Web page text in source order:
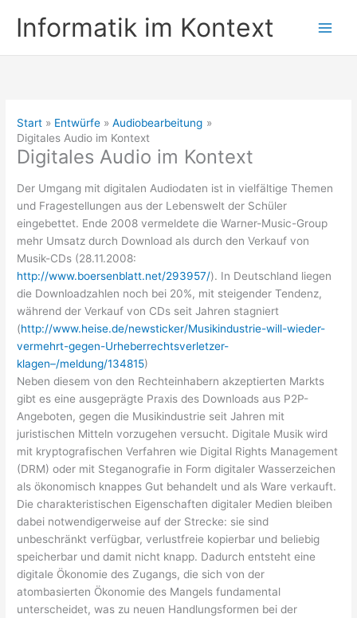
InhaltInformatik im Kontext
Start Entwürfe
Audiobearbeitung
Digitales Audio im Kontext
Digitales Audio im Kontext
Der Umgang mit digitalen Audiodaten ist in vielfältige Themen
und Fragestellungen aus der Lebenswelt der Schüler
eingebettet. Ende 2008 vermeldete die Warner-Music-Group
mehr Umsatz durch Download als durch den Verkauf von
Musik-CDs (28.11.2008:
http://www.boersenblatt.net/293957/). In Deutschland liegen
die Downloadzahlen noch bei 20%, mit steigender Tendenz,
während der Verkauf von CDs seit Jahren stagniert
(http://www.heise.de/newsticker/Musikindustrie-will-wieder-
vermehrt-gegen-Urheberrechtsverletzer-
klagen–/meldung/134815)
Neben diesem von den Rechteinhabern akzeptierten Markts
gibt es eine ausgeprägte Praxis des Downloads aus P2P-
Angeboten, gegen die Musikindustrie seit Jahren mit
juristischen Mitteln vorzugehen versucht. Digitale Musik wird
mit kryptografischen Verfahren wie Digital Rights Management
(DRM) oder mit Steganografie in Form digitaler Wasserzeichen
als ökonomisch knappes Gut behandelt und als Ware verkauft.
Die charakteristischen Eigenschaften digitaler Medien bleiben
dabei notwendigerweise auf der Strecke: sie sind
unbeschränkt verfügbar, verlustfreie kopierbar und beliebig
speicherbar und damit nicht knapp. Dadurch entsteht eine
digitale Ökonomie des Zugangs, die sich von der
atombasierten Ökonomie des Mangels fundamental
unterscheidet, was zu neuen Handlungsformen bei der